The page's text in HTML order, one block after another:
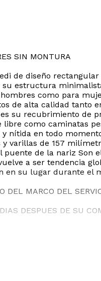
SIN MONTURA
de diseño
su estructura
como para
de alta calidad tanto
su recubrimiento de
como caminatas
nítida en todo
varillas de 157
puente de la nariz
a ser tendencia
en su lugar durante el
DEL MARCO DEL
DESPUES DE SU